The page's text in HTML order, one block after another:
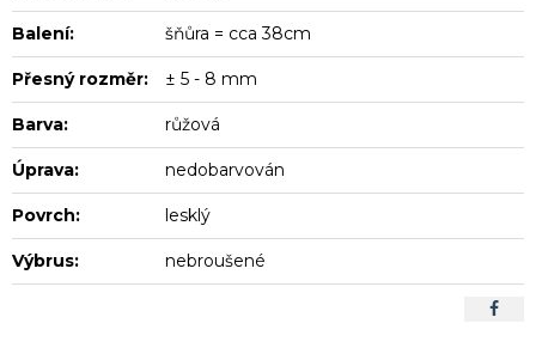
Balení: šňůra = cca 38cm
Přesný rozměr: ± 5 - 8 mm
Barva: růžová
Úprava: nedobarvován
Povrch: lesklý
Výbrus: nebroušené